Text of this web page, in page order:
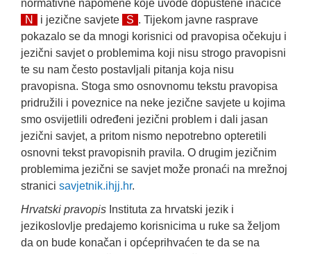
normativne napomene koje uvode dopuštene inačice
N
i jezične savjete S . Tijekom javne rasprave
pokazalo se da mnogi korisnici od pravopisa očekuju i
jezični savjet o problemima koji nisu strogo pravopisni
te su nam često postavljali pitanja koja nisu
pravopisna. Stoga smo osnovnomu tekstu pravopisa
pridružili i poveznice na neke jezične savjete u kojima
smo osvijetlili određeni jezični problem i dali jasan
jezični savjet, a pritom nismo nepotrebno opteretili
osnovni tekst pravopisnih pravila. O drugim jezičnim
problemima jezični se savjet može pronaći na mrežnoj
stranici savjetnik.ihjj.hr.
Hrvatski pravopis Instituta za hrvatski jezik i
jezikoslovlje predajemo korisnicima u ruke sa željom
da on bude konačan i općeprihvaćen te da se na